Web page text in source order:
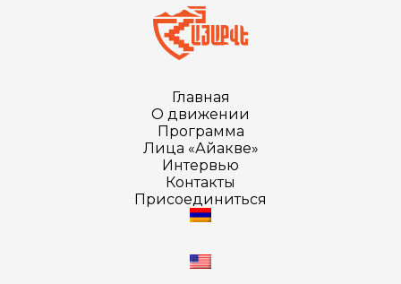
Главная
О движении
Программа
Лица «Айакве»
Интервью
Контакты
Присоединиться